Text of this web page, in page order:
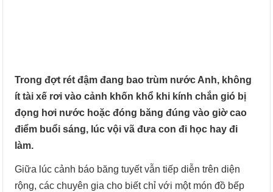
Trong đợt rét đậm đang bao trùm nước Anh, không
ít tài xế rơi vào cảnh khốn khổ khi kính chắn gió bị
đọng hơi nước hoặc đóng băng đúng vào giờ cao
điểm buổi sáng, lúc vội vã đưa con đi học hay đi
làm.
Giữa lúc cảnh báo băng tuyết vẫn tiếp diễn trên diện
rộng, các chuyên gia cho biết chỉ với một món đồ bếp